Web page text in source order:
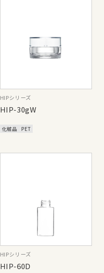
HIPシリーズ
HIP-30gW
化粧品 PET
HIPシリーズ
HIP-60D